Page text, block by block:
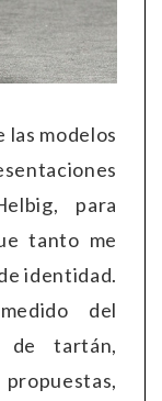
las modelos
para
tanto me
identidad.
del
de tartán,